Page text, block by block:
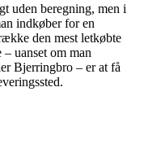
uden beregning, men i
indkøber for en
den mest letkøbte
uanset om man
Bjerringbro – er at få